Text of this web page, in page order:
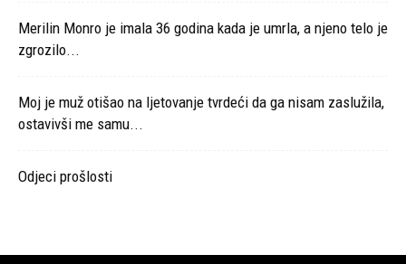
Merilin Monro je imala 36 godina kada je umrla, a njeno telo je
zgrozilo...
Moj je muž otišao na ljetovanje tvrdeći da ga nisam zaslužila,
ostavivši me samu...
Odjeci prošlosti